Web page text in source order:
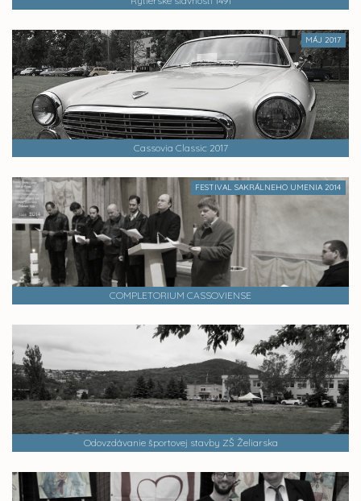
MÁJ 2017
Cassovia Classic 2017
FESTIVAL SAKRÁLNEHO UMENIA 2014
COMPLETORIUM CASSOVIENSE
Odovzdávanie športovej stavby ZŠ Želiarska